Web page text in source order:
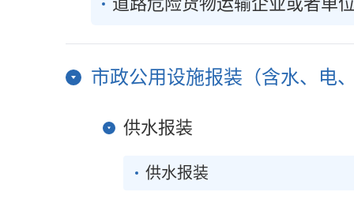
市政公用设施报装（含水、电
供水报装
供水报装